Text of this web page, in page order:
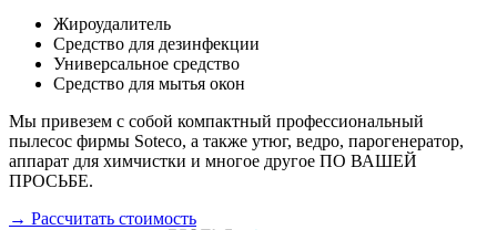
Жироудалитель
Средство для дезинфекции
Универсальное средство
Средство для мытья окон
Мы привезем с собой компактный профессиональный
пылесос фирмы Soteco, а также утюг, ведро, парогенератор,
аппарат для химчистки и многое другое ПО ВАШЕЙ
ПРОСЬБЕ.
→ Рассчитать стоимость